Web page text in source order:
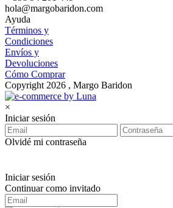
hola@margobaridon.com
Ayuda
Términos y
Condiciones
Envíos y
Devoluciones
Cómo Comprar
Copyright 2026 , Margo Baridon
×
Iniciar sesión
Olvidé mi contraseña
Iniciar sesión
Continuar como invitado